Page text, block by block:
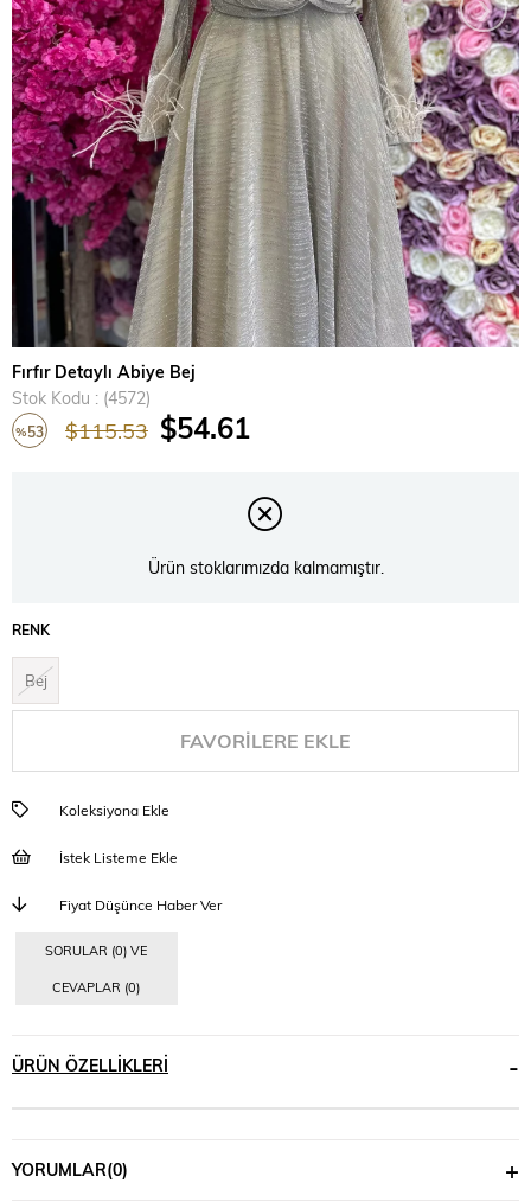
Fırfır Detaylı Abiye Bej
Stok Kodu
(4572)
%53 $115.53 $54.61
Ürün stoklarımızda kalmamıştır.
RENK
Bej
FAVORILERE EKLE
Koleksiyona Ekle
İstek Listeme Ekle
Fiyat Düşünce Haber Ver
SORULAR (0) VE
CEVAPLAR (0)
ÜRÜN ÖZELLIKLERI
YORUMLAR(0)